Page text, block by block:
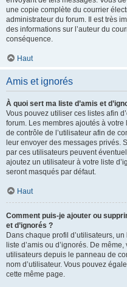
une copie complète du courrier
administrateur du forum. Il est très
des informations sur l’auteur du
conséquence.
Haut
Amis et ignorés
À quoi sert ma liste d’amis et
Vous pouvez utiliser ces listes afin
forum. Les membres ajoutés à
de contrôle de l’utilisateur afin de
leur envoyer des messages privés.
par ces utilisateurs peuvent
ajoutez un utilisateur à votre liste
seront masqués par défaut.
Haut
Comment puis-je ajouter ou
et d’ignorés ?
Dans chaque profil d’utilisateurs,
liste d’amis ou d’ignorés. De
utilisateurs depuis le panneau de
nom d’utilisateur. Vous pouvez
cette même page.